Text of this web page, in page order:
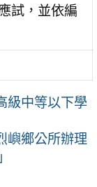
試，並依編
級中等以下學
嶼鄉公所辦理